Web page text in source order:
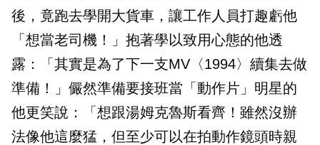
後，竟跑去學開大貨車，讓工作人員打趣虧他
「想當老司機！」抱著學以致用心態的他透
露：「其實是為了下一支MV〈1994〉續集去做
準備！」儼然準備要接班當「動作片」明星的
他更笑說：「想跟湯姆克魯斯看齊！雖然沒辦
法像他這麼猛，但至少可以在拍動作鏡頭時親